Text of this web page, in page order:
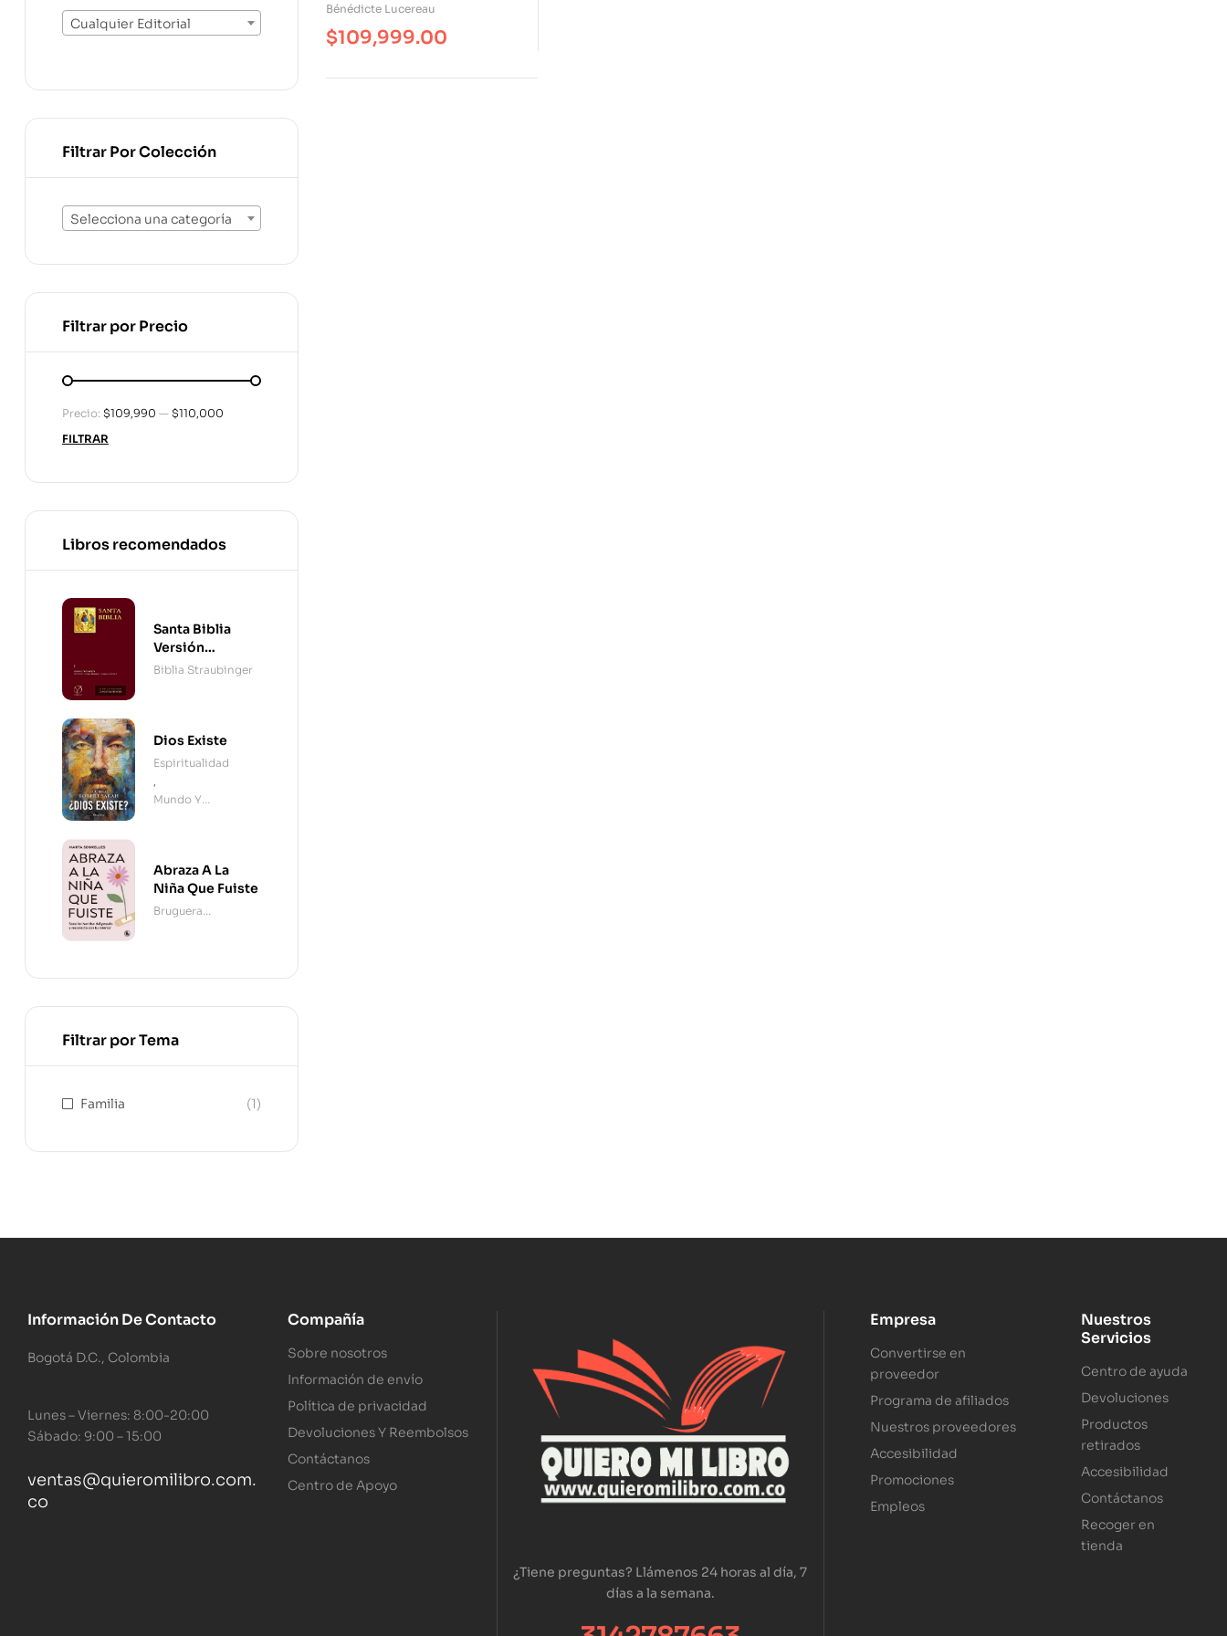
Bénédicte Lucereau
$109,999.00
Cualquier Editorial
Filtrar Por Colección
Selecciona una categoría
Filtrar por Precio
FILTRAR
Precio: $109,990 — $110,000
Libros recomendados
Santa Biblia
Versión
Straubinger - 2
Biblia Straubinger
Dios Existe
Espiritualidad
,
Mundo Y
Abraza A La
Niña Que Fuiste
Bruguera
Filtrar por Tema
Familia (1)
Información De Contacto
Bogotá D.C., Colombia
Lunes – Viernes: 8:00-20:00
Sábado: 9:00 – 15:00
ventas@quieromilibro.com.
co
Compañía
Sobre nosotros
Información de envío
Política de privacidad
Devoluciones Y Reembolsos
Contáctanos
Centro de Apoyo
¿Tiene preguntas? Llámenos 24 horas al día, 7
días a la semana.
Empresa
Convertirse en
proveedor
Programa de afiliados
Nuestros proveedores
Accesibilidad
Promociones
Empleos
Nuestros
Servicios
Centro de ayuda
Devoluciones
Productos
retirados
Accesibilidad
Contáctanos
Recoger en
tienda